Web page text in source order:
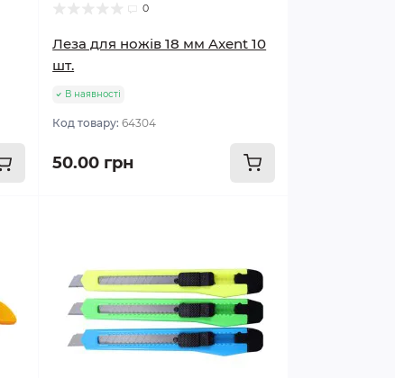
0
Леза для ножів 18 мм Axent 10
шт.
В наявності
Код товару:64304
50.00 грн